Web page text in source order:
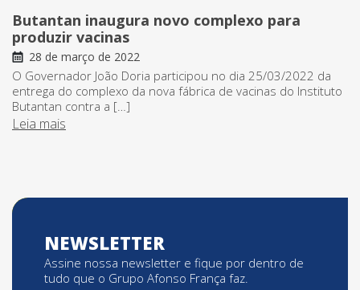
Butantan inaugura novo complexo para
produzir vacinas
28 de março de 2022
O Governador João Doria participou no dia 25/03/2022 da
entrega do complexo da nova fábrica de vacinas do Instituto
Butantan contra a […]
Leia mais
NEWSLETTER
Assine nossa newsletter e fique por dentro de
tudo que o Grupo Afonso França faz.